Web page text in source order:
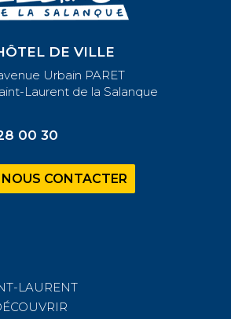
DE VILLE
Urbain PARET
Laurent de la Salanque
00 30
NOUS CONTACTER
LAURENT